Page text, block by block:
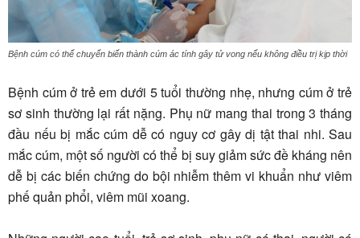
Bệnh cúm có thể chuyển biến thành cúm ác tính gây tử vong nếu không điều trị kịp thời
Bệnh cúm ở trẻ em dưới 5 tuổi thường nhẹ, nhưng cúm ở trẻ
sơ sinh thường lại rất nặng. Phụ nữ mang thai trong 3 tháng
đầu nếu bị mắc cúm dễ có nguy cơ gây dị tật thai nhi. Sau
mắc cúm, một số người có thể bị suy giảm sức đề kháng nên
dễ bị các biến chứng do bội nhiễm thêm vi khuẩn như viêm
phế quản phổi, viêm mũi xoang.